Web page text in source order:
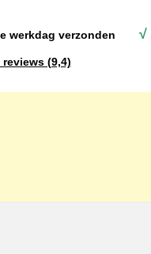
werkdag verzonden √
reviews (9,4)